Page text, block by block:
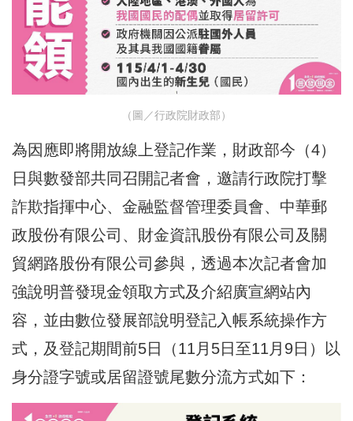
（圖／行政院財政部）
為因應即將開放線上登記作業，財政部今（4）
日與數發部共同召開記者會，邀請行政院打擊
詐欺指揮中心、金融監督管理委員會、中華郵
政股份有限公司、財金資訊股份有限公司及關
貿網路股份有限公司參與，透過本次記者會加
強說明普發現金領取方式及介紹廣宣網站內
容，並由數位發展部說明登記入帳系統操作方
式，及登記期間前5日（11月5日至11月9日）以
身分證字號或居留證號尾數分流方式如下：